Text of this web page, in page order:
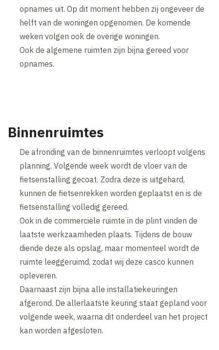
opnames uit. Op dit moment hebben zij ongeveer de
helft van de woningen opgenomen. De komende
weken volgen ook de overige woningen.
Ook de algemene ruimten zijn bijna gereed voor
opnames.
Binnenruimtes
De afronding van de binnenruimtes verloopt volgens
planning. Volgende week wordt de vloer van de
fietsenstalling gecoat. Zodra deze is uitgehard,
kunnen de fietsenrekken worden geplaatst en is de
fietsenstalling volledig gereed.
Ook in de commerciële ruimte in de plint vinden de
laatste werkzaamheden plaats. Tijdens de bouw
diende deze als opslag, maar momenteel wordt de
ruimte leeggeruimd, zodat wij deze casco kunnen
opleveren.
Daarnaast zijn bijna alle installatiekeuringen
afgerond. De allerlaatste keuring staat gepland voor
volgende week, waarna dit onderdeel van het project
kan worden afgesloten.